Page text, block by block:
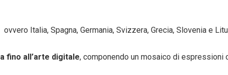
ovvero Italia, Spagna, Germania, Svizzera, Grecia, Slovenia e
fino all’arte digitale, componendo un mosaico di espressioni